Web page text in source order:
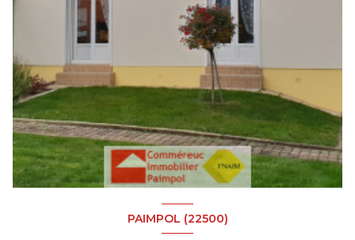
PAIMPOL (22500)